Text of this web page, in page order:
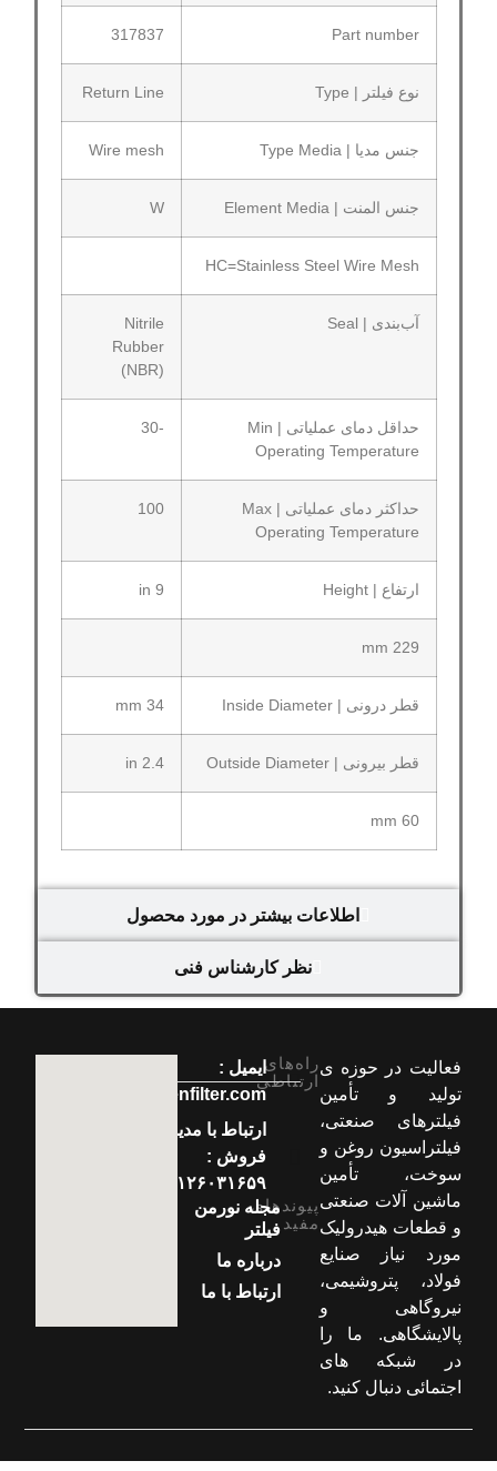
اطلاعات بیشتر در مورد محصول
نظر کارشناس فنی
Part number
317837
نوع فیلتر | Type Return Line
جنس مدیا | Type Media Wire mesh
جنس المنت | Element Media W
HC=Stainless Steel Wire Mesh
آب‌بندی | Seal
Nitrile
Rubber
(NBR)
حداقل دمای عملیاتی | Min
Operating Temperature
-30
حداکثر دمای عملیاتی | Max
Operating Temperature
100
ارتفاع | Height 9 in
229 mm
قطر درونی | Inside Diameter 34 mm
قطر بیرونی | Outside Diameter 2.4 in
60 mm
فعالیت در حوزه ی
تولید و تأمین
فیلترهای صنعتی،
فیلتراسیون روغن و
سوخت، تأمین
ماشین آلات صنعتی
و قطعات هیدرولیک
مورد نیاز صنایع
فولاد، پتروشیمی،
نیروگاهی و
پالایشگاهی. ما را
در شبکه های
اجتمائی دنبال کنید.
راه‌های
ارتباطی
ایمیل :
info[at]normenfilter.com
ارتباط با مدیر
فروش :
۰۹۱۲۶۰۳۱۶۵۹
پیوندهای
مفید
مجله نورمن
فیلتر
درباره ما
ارتباط با ما